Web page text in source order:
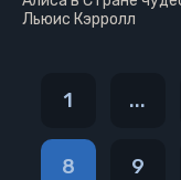
Льюис Кэрролл
1 ...
8 9